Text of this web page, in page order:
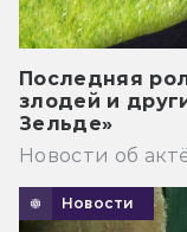
Последняя
злодей и
Зельде»
Новости об
Новости